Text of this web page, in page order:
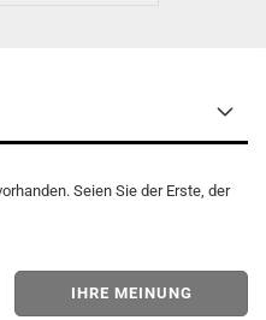
Seien Sie der Erste, der
IHRE MEINUNG